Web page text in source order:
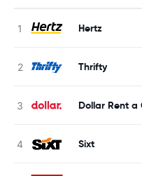
Hertz
Thrifty
Dollar Rent a
Sixt